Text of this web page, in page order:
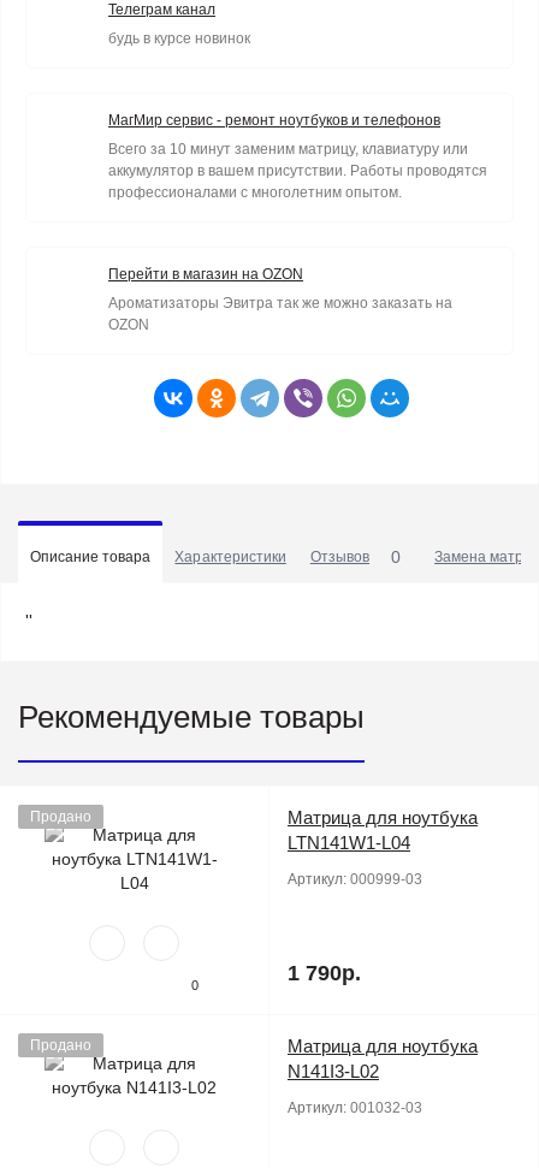
Телеграм канал
будь в курсе новинок
МагМир сервис - ремонт ноутбуков и телефонов
Всего за 10 минут заменим матрицу, клавиатуру или
аккумулятор в вашем присутствии. Работы проводятся
профессионалами с многолетним опытом.
Перейти в магазин на OZON
Ароматизаторы Эвитра так же можно заказать на
OZON
Описание товара Характеристики Отзывов 0 Замена
''
Рекомендуемые товары
Продано
0
Матрица для ноутбука
LTN141W1-L04
Артикул: 000999-03
1 790р.
Продано
Матрица для ноутбука
N141I3-L02
Артикул: 001032-03